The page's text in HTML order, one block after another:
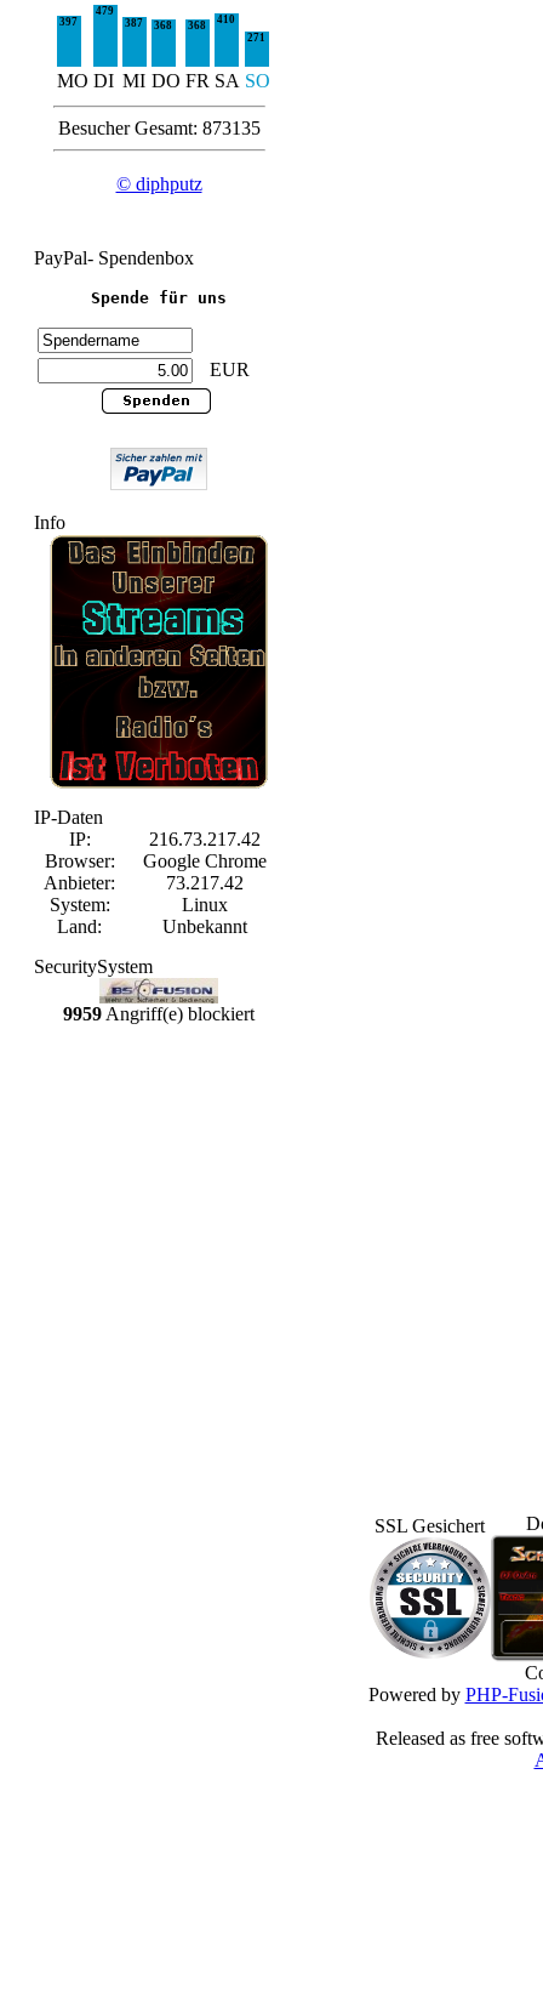
397
479
387
368 368
410
271
MO DI MI DO FR SA SO
Besucher Gesamt: 873135
© diphputz
PayPal- Spendenbox
Spende für uns
EUR
Info
IP-Daten
IP:
216.73.217.42
Browser:
Google Chrome
Anbieter:
73.217.42
System:
Linux
Land:
Unbekannt
SecuritySystem
9959 Angriff(e) blockiert
SSL Gesichert
Powered by PHP-
Released as free